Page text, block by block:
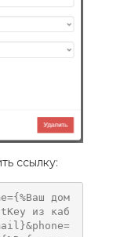
ссылку:
дом
из каб